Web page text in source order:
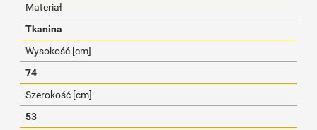
Materiał
Tkanina
Wysokość [cm]
74
Szerokość [cm]
53